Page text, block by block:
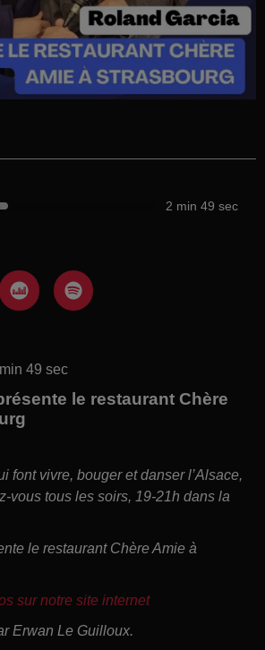
2 min 49 sec
49 sec
le restaurant Chère
font vivre, bouger et danser l’Alsace,
vous tous les soirs, 19-21h dans la
le restaurant Chère Amie à
sur notre site internet
Erwan Le Guilloux.